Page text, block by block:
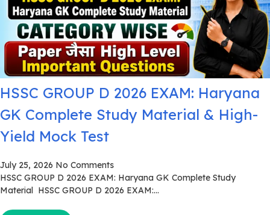
HSSC GROUP D 2026 EXAM: Haryana
GK Complete Study Material & High-
Yield Mock Test
July 25, 2026 No Comments
HSSC GROUP D 2026 EXAM: Haryana GK Complete Study
Material HSSC GROUP D 2026 EXAM:...